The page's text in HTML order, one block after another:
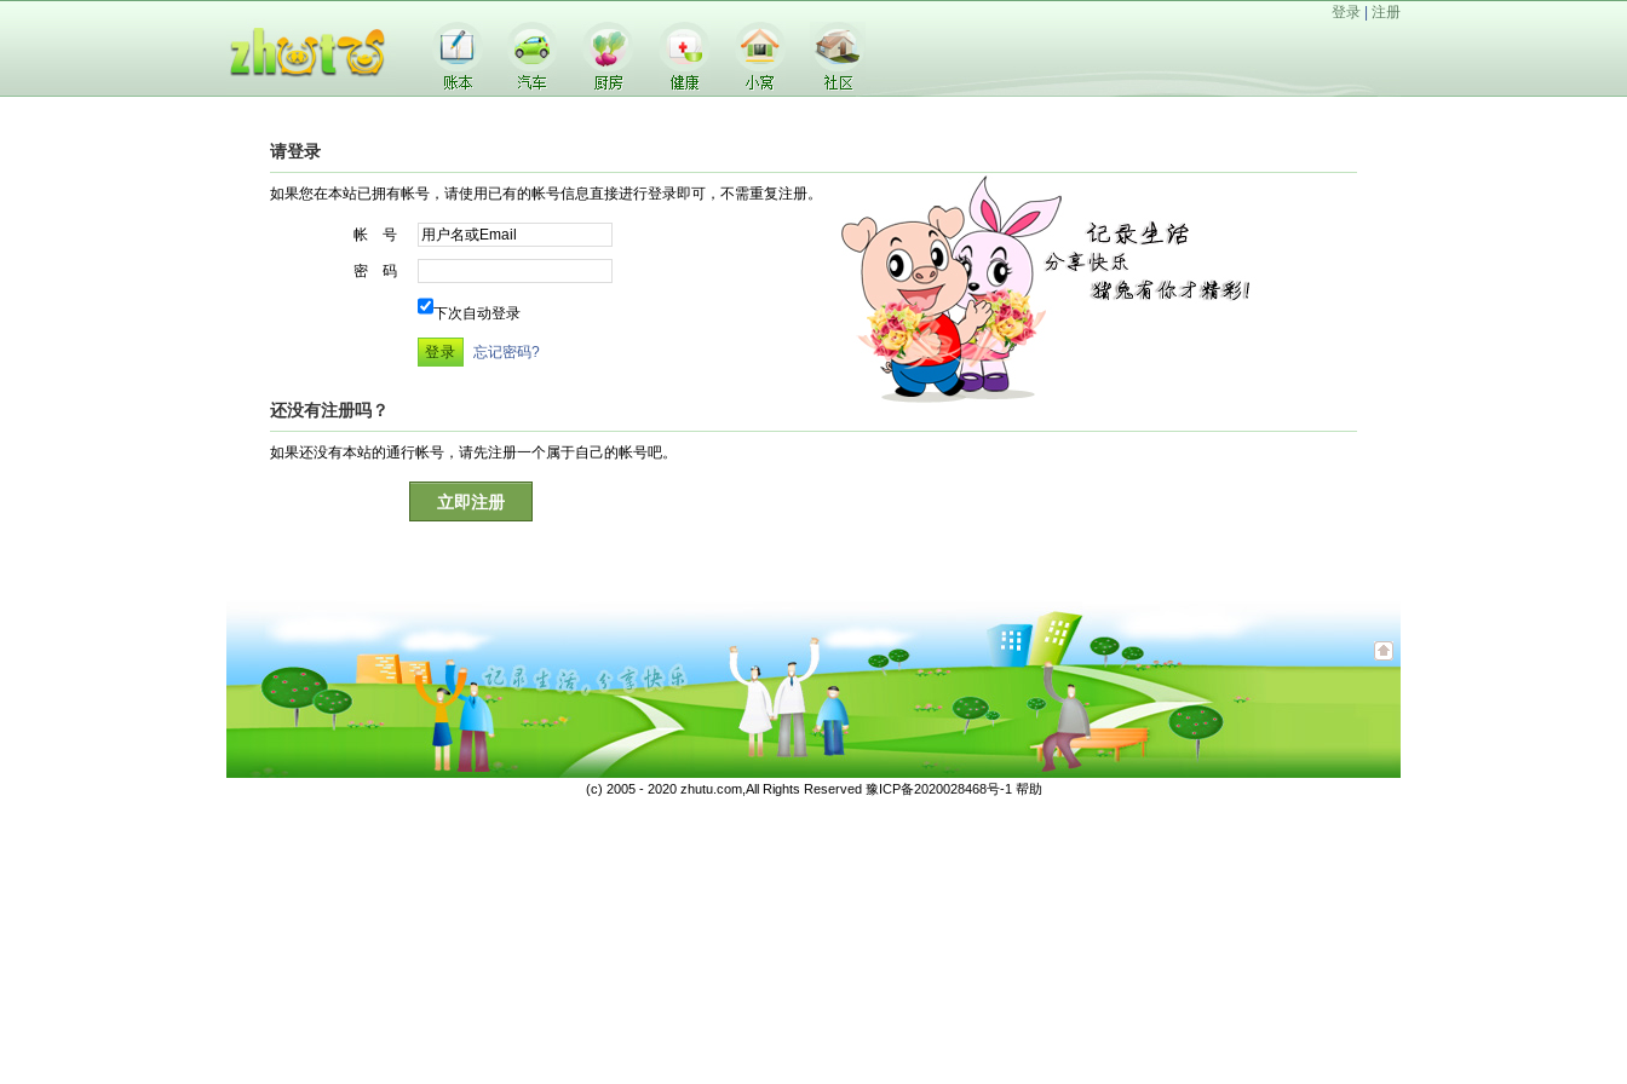
登录 注册
请登录
如果您在本站已拥有帐号，请使用已有的帐号信息直接进行登录即可，不需重复注册。
帐 号
密 码
下次自动登录
忘记密码?
还没有注册吗？
如果还没有本站的通行帐号，请先注册一个属于自己的帐号吧。
立即注册
(c) 2005 - 2020 zhutu.com,All Rights Reserved 豫ICP备2020028468号-1 帮助